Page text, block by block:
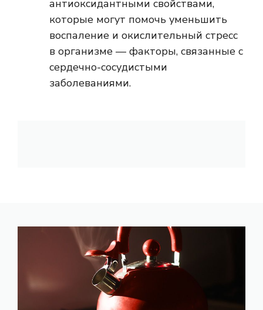
антиоксидантными свойствами,
которые могут помочь уменьшить
воспаление и окислительный стресс
в организме — факторы, связанные с
сердечно-сосудистыми
заболеваниями.